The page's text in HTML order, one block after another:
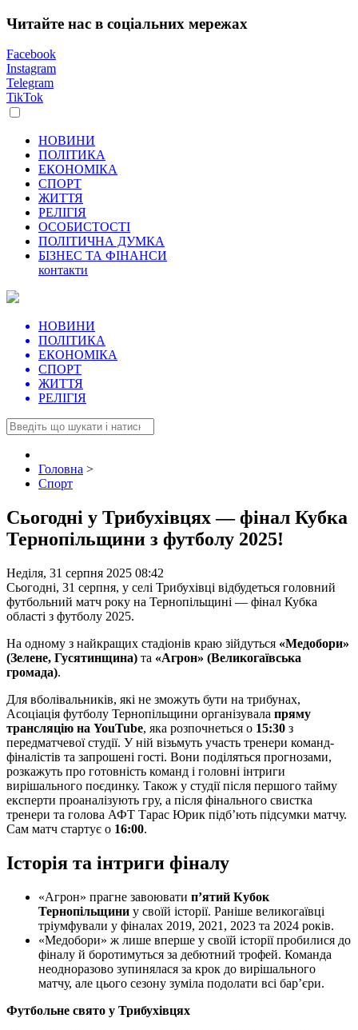
Читайте нас в соціальних мережах
Facebook
Instagram
Telegram
TikTok
НОВИНИ
ПОЛІТИКА
ЕКОНОМІКА
СПОРТ
ЖИТТЯ
РЕЛІГІЯ
ОСОБИСТОСТІ
ПОЛІТИЧНА ДУМКА
БІЗНЕС ТА ФІНАНСИ
контакти
НОВИНИ
ПОЛІТИКА
ЕКОНОМІКА
СПОРТ
ЖИТТЯ
РЕЛІГІЯ
Головна >
Спорт
Сьогодні у Трибухівцях — фінал Кубка
Тернопільщини з футболу 2025!
Неділя, 31 серпня 2025 08:42
Сьогодні, 31 серпня, у селі Трибухівці відбудеться головний
футбольний матч року на Тернопільщині — фінал Кубка
області з футболу 2025.
На одному з найкращих стадіонів краю зійдуться «Медобори»
(Зелене, Гусятинщина) та «Агрон» (Великогаївська
громада).
Для вболівальників, які не зможуть бути на трибунах,
Асоціація футболу Тернопільщини організувала пряму
трансляцію на YouTube, яка розпочнеться о 15:30 з
передматчевої студії. У ній візьмуть участь тренери команд-
фіналістів та запрошені гості. Вони поділяться прогнозами,
розкажуть про готовність команд і головні інтриги
вирішального поєдинку. Також у студії після першого тайму
експерти проаналізують гру, а після фінального свистка
тренери та голова АФТ Тарас Юрик підб’ють підсумки матчу.
Сам матч стартує о 16:00.
Історія та інтриги фіналу
«Агрон» прагне завоювати п’ятий Кубок
Тернопільщини у своїй історії. Раніше великогаївці
тріумфували у фіналах 2019, 2021, 2023 та 2024 років.
«Медобори» ж лише вперше у своїй історії пробилися до
фіналу й боротимуться за дебютний трофей. Команда
неодноразово зупинялася за крок до вирішального
матчу, але цього сезону зуміла подолати всі бар’єри.
Футбольне свято у Трибухівцях